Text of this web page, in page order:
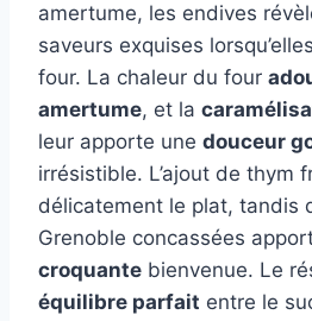
amertume, les endives
saveurs exquises
four. La chaleur du four
amertume, et la
leur apporte une douceur
irrésistible. L’ajout de thym
délicatement le plat, tandis
Grenoble concassées
croquante bienvenue. Le
équilibre parfait entre le